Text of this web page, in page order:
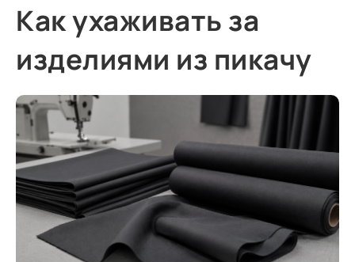
Как ухаживать за
изделиями из пикачу